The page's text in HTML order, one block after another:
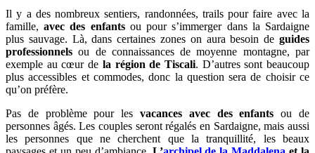
Il y a des nombreux sentiers, randonnées, trails pour faire avec la
famille, avec des enfantsou pour s’immerger dans la Sardaigne
plus sauvage. Là, dans certaines zones on aura besoin de guides
professionnels ou de connaissances de moyenne montagne, par
exemple au cœur de la région de Tiscali. D’autres sont beaucoup
plus accessibles et commodes, donc la question sera de choisir ce
qu’on préfère.
Pas de problème pour les vacances avec des enfants ou de
personnes âgés. Les couples seront régalés en Sardaigne, mais aussi
les personnes que ne cherchent que la tranquillité, les beaux